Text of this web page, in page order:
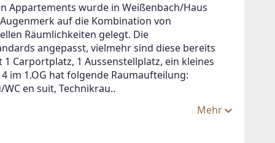
Appartements wurde in Weißenbach/Haus
auf die Kombination von
Räumlichkeiten gelegt. Die
angepasst, vielmehr sind diese bereits
Carportplatz, 1 Aussenstellplatz, ein kleines
im 1.OG hat folgende Raumaufteilung:
en suit, Technikrau..
Mehr
oder